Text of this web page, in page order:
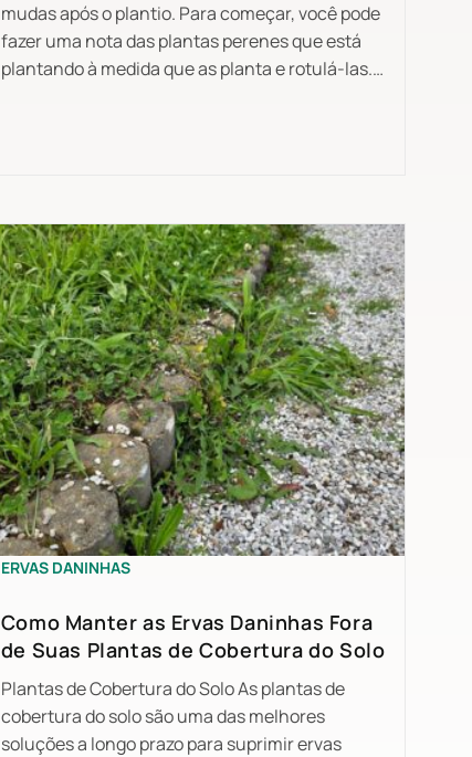
mudas após o plantio. Para começar, você pode
fazer uma nota das plantas perenes que está
plantando à medida que as planta e rotulá-las.…
ERVAS DANINHAS
Como Manter as Ervas Daninhas Fora
de Suas Plantas de Cobertura do Solo
Plantas de Cobertura do Solo As plantas de
cobertura do solo são uma das melhores
soluções a longo prazo para suprimir ervas